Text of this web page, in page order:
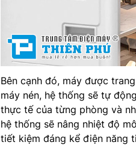
Bên cạnh đó, máy được
máy nén, hệ thống sẽ tự
thực tế của từng phòng và
hệ thống sẽ nâng nhiệt độ
tiết kiệm đáng kể điện năng